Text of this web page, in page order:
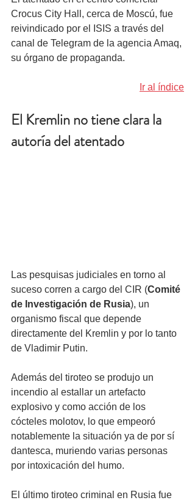
Crocus City Hall, cerca de Moscú, fue
reivindicado por el ISIS a través del
canal de Telegram de la agencia Amaq,
su órgano de propaganda.
Ir al índice
El Kremlin no tiene clara la
autoría del atentado
Las pesquisas judiciales en torno al
suceso corren a cargo del CIR (Comité
de Investigación de Rusia), un
organismo fiscal que depende
directamente del Kremlin y por lo tanto
de Vladimir Putin.
Además del tiroteo se produjo un
incendio al estallar un artefacto
explosivo y como acción de los
cócteles molotov, lo que empeoró
notablemente la situación ya de por sí
dantesca, muriendo varias personas
por intoxicación del humo.
El último tiroteo criminal en Rusia fue